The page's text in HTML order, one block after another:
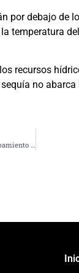
por debajo
temperatura
recursos
no